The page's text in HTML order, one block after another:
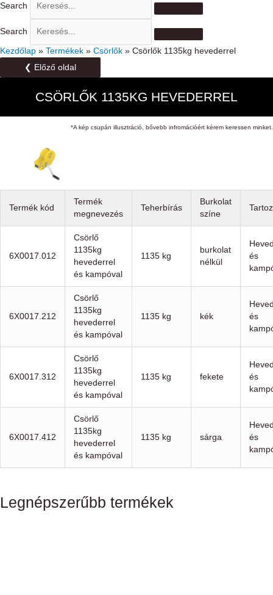
Search
Search
Kezdőlap » Termékek » Csörlők » Csörlők 1135kg hevederrel
❮ Előző oldal
CSÖRLŐK 1135KG HEVEDERREL
*A kép csupán illusztráció, bővebb infromációért kérem keressen minket.
Termék kód
Termék
megnevezés
Teherbírás
Burkolat
színe
6X0017.012
Csörlő
1135kg
hevederrel
és kampóval
1135 kg
burkolat
nélkül
és
6X0017.212
Csörlő
1135kg
hevederrel
és kampóval
1135 kg kék
és
6X0017.312
Csörlő
1135kg
hevederrel
és kampóval
1135 kg fekete
és
6X0017.412
Csörlő
1135kg
hevederrel
és kampóval
1135 kg sárga
és
Legnépszerűbb termékek